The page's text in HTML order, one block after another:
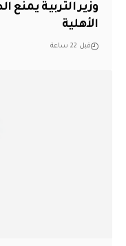
وزير التربية
الأهلية
قبل 22 ساعة